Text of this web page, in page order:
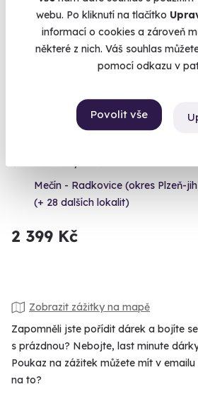
webu. Po kliknutí na tlačítko
informací o cookies a zároveň
některé z nich. Váš souhlas
pomocí odkazu v
Povolit vše
Zážitková střelba:
Mečín - Radkovice (okres Plzeň-
(+ 28 dalších lokalit)
2 399 Kč
Zobrazit zážitky na mapě
Zapomněli jste pořídit dárek a bojíte
s prázdnou? Nebojte, last minute
Poukaz na zážitek můžete mít v emailu
na to?